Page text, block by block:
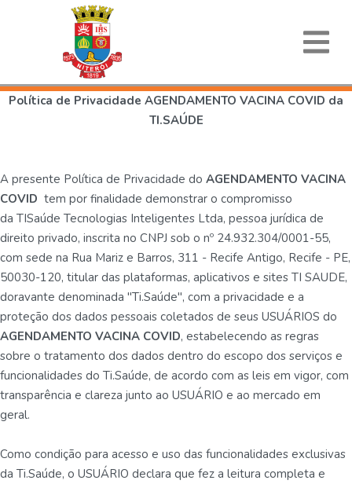
Política de Privacidade AGENDAMENTO VACINA COVID da
TI.SAÚDE
A presente Política de Privacidade do AGENDAMENTO VACINA
COVID tem por finalidade demonstrar o compromisso
da TISaúde Tecnologias Inteligentes Ltda, pessoa jurídica de
direito privado, inscrita no CNPJ sob o nº 24.932.304/0001-55,
com sede na Rua Mariz e Barros, 311 - Recife Antigo, Recife - PE,
50030-120, titular das plataformas, aplicativos e sites TI SAUDE,
doravante denominada "Ti.Saúde", com a privacidade e a
proteção dos dados pessoais coletados de seus USUÁRIOS do
AGENDAMENTO VACINA COVID, estabelecendo as regras
sobre o tratamento dos dados dentro do escopo dos serviços e
funcionalidades do Ti.Saúde, de acordo com as leis em vigor, com
transparência e clareza junto ao USUÁRIO e ao mercado em
geral.
Como condição para acesso e uso das funcionalidades exclusivas
da Ti.Saúde, o USUÁRIO declara que fez a leitura completa e